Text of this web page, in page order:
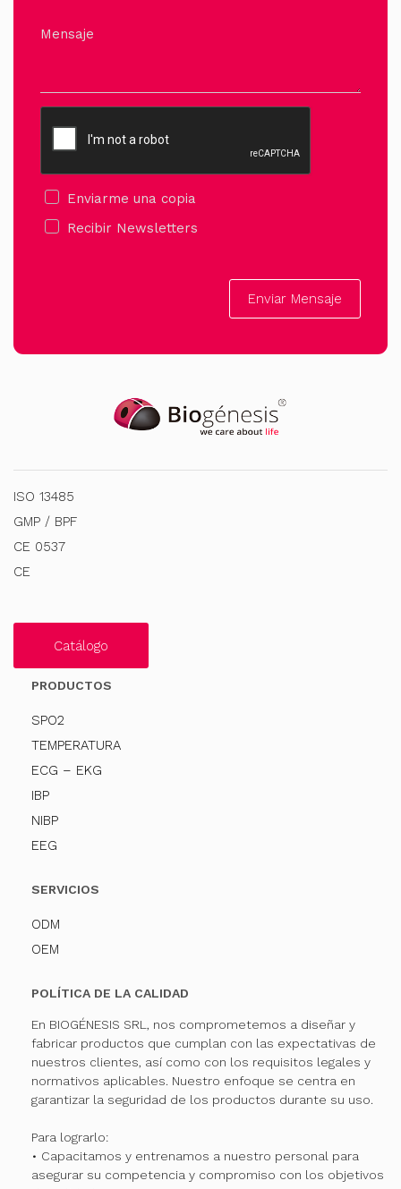
Mensaje
Enviarme una copia
Recibir Newsletters
Enviar Mensaje
ISO 13485
GMP / BPF
CE 0537
CE
Catálogo
PRODUCTOS
SPO2
TEMPERATURA
ECG – EKG
IBP
NIBP
EEG
SERVICIOS
ODM
OEM
POLÍTICA DE LA CALIDAD
En BIOGÉNESIS SRL, nos comprometemos a diseñar y
fabricar productos que cumplan con las expectativas de
nuestros clientes, así como con los requisitos legales y
normativos aplicables. Nuestro enfoque se centra en
garantizar la seguridad de los productos durante su uso.
Para lograrlo:
• Capacitamos y entrenamos a nuestro personal para
asegurar su competencia y compromiso con los objetivos